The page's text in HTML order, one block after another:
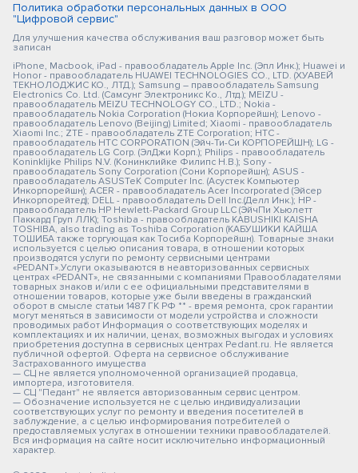
Политика обработки персональных данных в ООО
"Цифровой сервис"
Для улучшения качества обслуживания ваш разговор может быть
записан
iPhone, Macbook, iPad - правообладатель Apple Inc. (Эпл Инк.); Huawei и
Honor - правообладатель HUAWEI TECHNOLOGIES CO., LTD. (ХУАВЕЙ
ТЕКНОЛОДЖИС КО., ЛТД.); Samsung – правообладатель Samsung
Electronics Co. Ltd. (Самсунг Электроникс Ко., Лтд.); MEIZU -
правообладатель MEIZU TECHNOLOGY CO., LTD.; Nokia -
правообладатель Nokia Corporation (Нокиа Корпорейшн); Lenovo -
правообладатель Lenovo (Beijing) Limited; Xiaomi - правообладатель
Xiaomi Inc.; ZTE - правообладатель ZTE Corporation; HTC -
правообладатель HTC CORPORATION (Эйч-Ти-Си КОРПОРЕЙШН); LG -
правообладатель LG Corp. (ЭлДжи Корп.); Philips - правообладатель
Koninklijke Philips N.V. (Конинклийке Филипс Н.В.); Sony -
правообладатель Sony Corporation (Сони Корпорейшн); ASUS -
правообладатель ASUSTeK Computer Inc. (Асустек Компьютер
Инкорпорейшн); ACER - правообладатель Acer Incorporated (Эйсер
Инкорпорейтед); DELL - правообладатель Dell Inc.(Делл Инк.); HP -
правообладатель HP Hewlett-Packard Group LLC (ЭйчПи Хьюлетт
Паккард Груп ЛЛК); Toshiba - правообладатель KABUSHIKI KAISHA
TOSHIBA, also trading as Toshiba Corporation (КАБУШИКИ КАЙША
ТОШИБА также торгующая как Тосиба Корпорейшн). Товарные знаки
используется с целью описания товара, в отношении которых
производятся услуги по ремонту сервисными центрами
«PEDANT».Услуги оказываются в неавторизованных сервисных
центрах «PEDANT», не связанными с компаниями Правообладателями
товарных знаков и/или с ее официальными представителями в
отношении товаров, которые уже были введены в гражданский
оборот в смысле статьи 1487 ГК РФ ** - время ремонта, срок гарантии
могут меняться в зависимости от модели устройства и сложности
проводимых работ Информация о соответствующих моделях и
комплектациях и их наличии, ценах, возможных выгодах и условиях
приобретения доступна в сервисных центрах Pedant.ru. Не является
публичной офертой. Оферта на сервисное обслуживание
Застрахованного имущества
— СЦ не является уполномоченной организацией продавца,
импортера, изготовителя.
— СЦ "Педант" не является авторизованным сервис центром.
— Обозначение используется не с целью индивидуализации
соответствующих услуг по ремонту и введения посетителей в
заблуждение, а с целью информирования потребителей о
предоставляемых услугах в отношении техники правообладателей.
Вся информация на сайте носит исключительно информационный
характер.